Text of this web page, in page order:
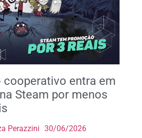
cooperativo entra em
Steam por menos
Perazzini 30/06/2026